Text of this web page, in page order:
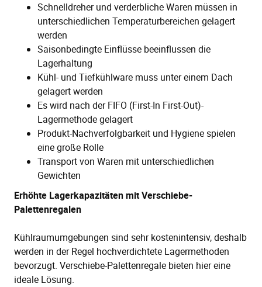
Schnelldreher und verderbliche Waren müssen in
unterschiedlichen Temperaturbereichen gelagert
werden
Saisonbedingte Einflüsse beeinflussen die
Lagerhaltung
Kühl- und Tiefkühlware muss unter einem Dach
gelagert werden
Es wird nach der FIFO (First-In First-Out)-
Lagermethode gelagert
Produkt-Nachverfolgbarkeit und Hygiene spielen
eine große Rolle
Transport von Waren mit unterschiedlichen
Gewichten
Erhöhte Lagerkapazitäten mit Verschiebe-
Palettenregalen
Kühlraumumgebungen sind sehr kostenintensiv, deshalb
werden in der Regel hochverdichtete Lagermethoden
bevorzugt. Verschiebe-Palettenregale bieten hier eine
ideale Lösung.